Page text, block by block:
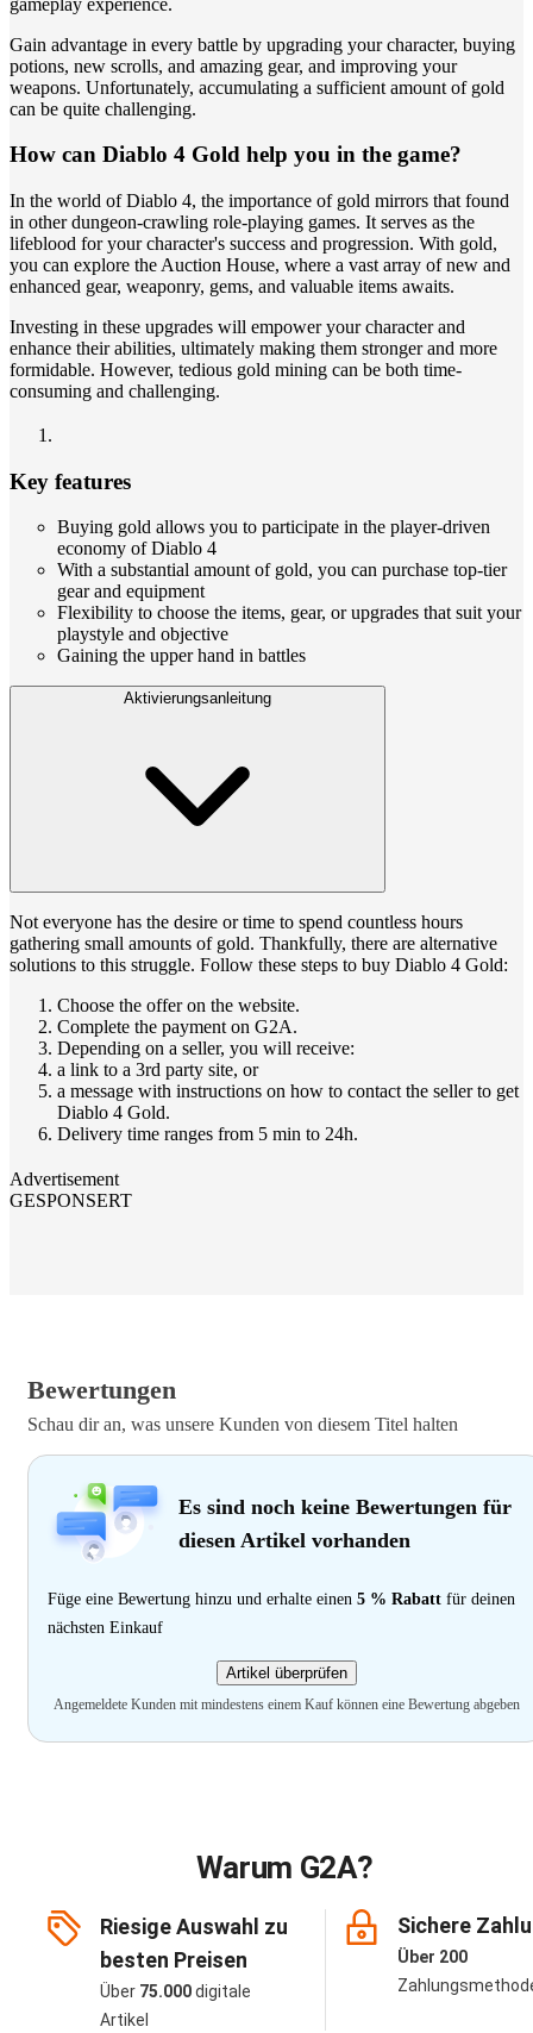
Gain advantage in every battle by upgrading your character, buying
potions, new scrolls, and amazing gear, and improving your
weapons. Unfortunately, accumulating a sufficient amount of gold
can be quite challenging.
How can Diablo 4 Gold help you in the game?
In the world of Diablo 4, the importance of gold mirrors that found
in other dungeon-crawling role-playing games. It serves as the
lifeblood for your character's success and progression. With gold,
you can explore the Auction House, where a vast array of new and
enhanced gear, weaponry, gems, and valuable items awaits.
Investing in these upgrades will empower your character and
enhance their abilities, ultimately making them stronger and more
formidable. However, tedious gold mining can be both time-
consuming and challenging.
Key features
Buying gold allows you to participate in the player-driven
economy of Diablo 4
With a substantial amount of gold, you can purchase top-tier
gear and equipment
Flexibility to choose the items, gear, or upgrades that suit your
playstyle and objective
Gaining the upper hand in battles
Aktivierungsanleitung
Not everyone has the desire or time to spend countless hours
gathering small amounts of gold. Thankfully, there are alternative
solutions to this struggle. Follow these steps to buy Diablo 4 Gold:
Choose the offer on the website.
Complete the payment on G2A.
Depending on a seller, you will receive:
a link to a 3rd party site, or
a message with instructions on how to contact the seller to get
Diablo 4 Gold.
Delivery time ranges from 5 min to 24h.
Advertisement
GESPONSERT
Bewertungen
Schau dir an, was unsere Kunden von diesem Titel halten
Es sind noch keine Bewertungen für
diesen Artikel vorhanden
Füge eine Bewertung hinzu und erhalte einen 5 % Rabatt für deinen
nächsten Einkauf
Artikel überprüfen
Angemeldete Kunden mit mindestens einem Kauf können eine Bewertung abgeben
Warum G2A?
Riesige Auswahl zu
besten Preisen
Über 75.000digitale
Artikel
Sichere
Über 200